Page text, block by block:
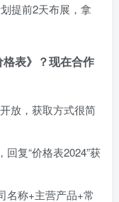
提前2天布展，拿
表》？现在合作
开放，获取方式很简
回复“价格表2024”获
名称+主营产品+常